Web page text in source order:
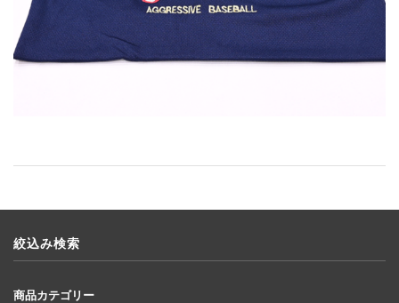
絞込み検索
商品カテゴリー